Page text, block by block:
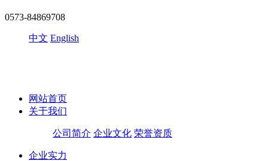
0573-84869708
中文 English
网站首页
关于我们
公司简介 企业文化 荣誉资质
企业实力